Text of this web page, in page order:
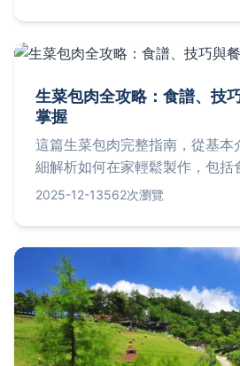
生菜包肉全攻略：食譜、技
掌握
這篇生菜包肉完整指南，從基本
細解析如何在家輕鬆製作，包括
法、健康益處，並分享台北推薦
2025-12-13562次瀏覽